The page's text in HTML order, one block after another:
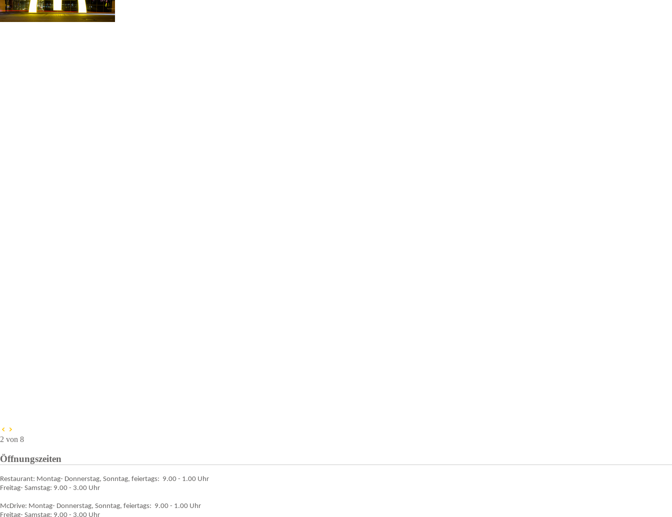
2 von 8
Öffnungszeiten
Restaurant: Montag- Donnerstag, Sonntag, feiertags: 9.00 - 1.00 Uhr
Freitag- Samstag: 9.00 - 3.00 Uhr
McDrive: Montag- Donnerstag, Sonntag, feiertags: 9.00 - 1.00 Uhr
Freitag- Samstag: 9.00 - 3.00 Uhr